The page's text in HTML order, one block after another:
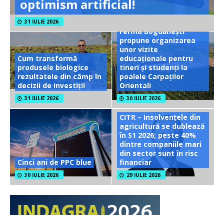
optimism artificial!
31 IULIE 2026
Cum transformă
produsele biologice
rezultatele din câmp în
decizii de investiții
31 IULIE 2026
Ferma Bogdănești
propune organizarea
unor vizite
educaționale pentru
tineri și studenți la
poalele Carpaților
Orientali
30 IULIE 2026
Cinci ani de PPC blue
30 IULIE 2026
CITR – Insolvențele din
agricultură se dublează
în S1 2026; peste 40%
dintre companiile mari
din sector sunt în risc
financiar
29 IULIE 2026